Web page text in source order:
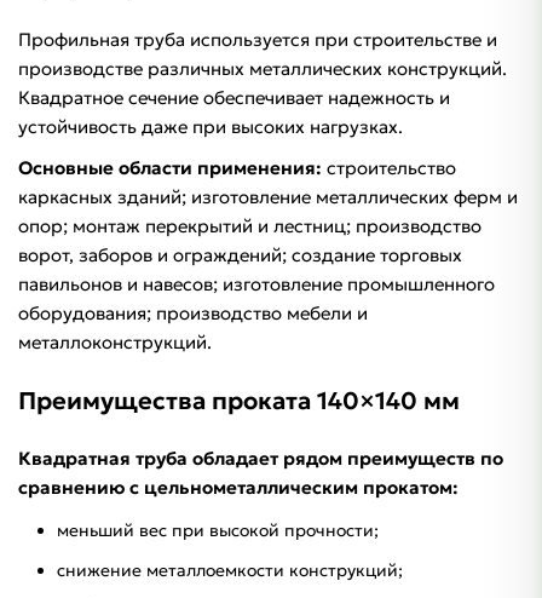
Профильная труба используется при строительстве и
производстве различных металлических конструкций.
Квадратное сечение обеспечивает надежность и
устойчивость даже при высоких нагрузках.
Основные области применения: строительство
каркасных зданий; изготовление металлических ферм и
опор; монтаж перекрытий и лестниц; производство
ворот, заборов и ограждений; создание торговых
павильонов и навесов; изготовление промышленного
оборудования; производство мебели и
металлоконструкций.
Преимущества проката 140×140 мм
Квадратная труба обладает рядом преимуществ по
сравнению с цельнометаллическим прокатом:
меньший вес при высокой прочности;
снижение металлоемкости конструкций;